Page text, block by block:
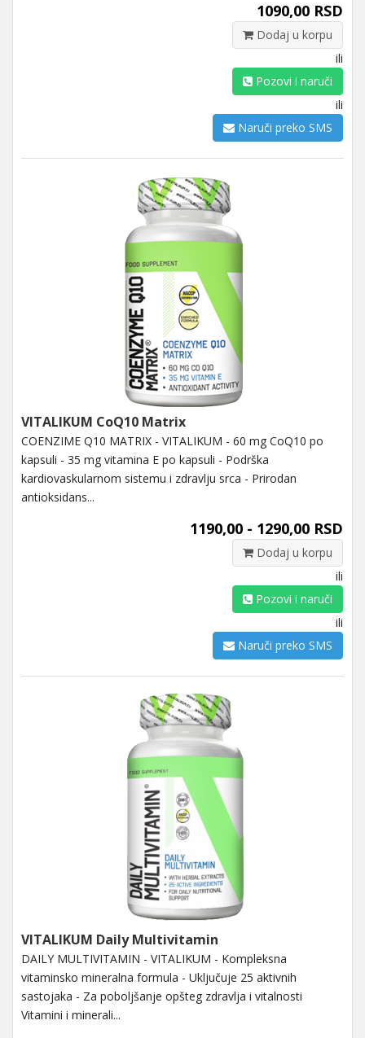
1090,00 RSD
Dodaj u korpu
ili
Pozovi i naruči
ili
Naruči preko SMS
VITALIKUM CoQ10 Matrix
COENZIME Q10 MATRIX - VITALIKUM - 60 mg CoQ10 po
kapsuli - 35 mg vitamina E po kapsuli - Podrška
kardiovaskularnom sistemu i zdravlju srca - Prirodan
antioksidans...
1190,00 - 1290,00 RSD
Dodaj u korpu
ili
Pozovi i naruči
ili
Naruči preko SMS
VITALIKUM Daily Multivitamin
DAILY MULTIVITAMIN - VITALIKUM - Kompleksna
vitaminsko mineralna formula - Uključuje 25 aktivnih
sastojaka - Za poboljšanje opšteg zdravlja i vitalnosti
Vitamini i minerali...